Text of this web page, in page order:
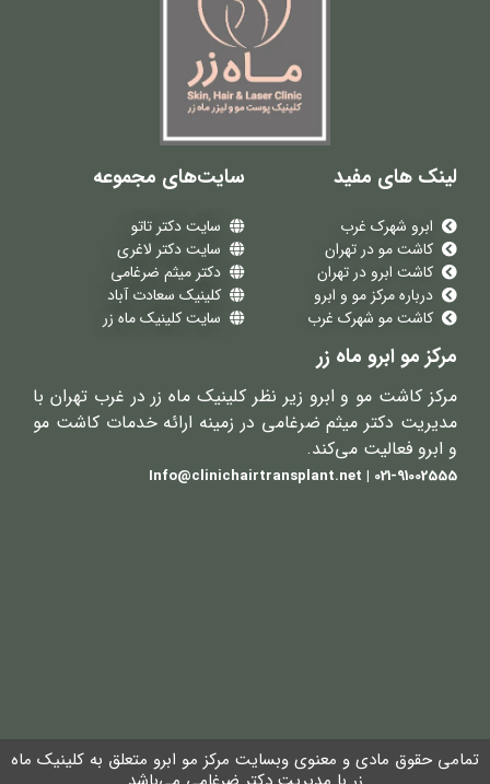
لینک های مفید
ابرو شهرک غرب
کاشت مو در تهران
کاشت ابرو در تهران
درباره مرکز مو و ابرو
کاشت مو شهرک غرب
سایت‌های مجموعه
سایت دکتر تاتو
سایت دکتر لاغری
دکتر میثم ضرغامی
کلینیک سعادت آباد
سایت کلینیک ماه زر
مرکز مو ابرو ماه زر
مرکز کاشت مو و ابرو زیر نظر کلینیک ماه زر در غرب تهران با
مدیریت دکتر میثم ضرغامی در زمینه ارائه خدمات کاشت مو
و ابرو فعالیت می‌کند.
021-91002555 | Info@clinichairtransplant.net
تمامی حقوق مادی و معنوی وبسایت مرکز مو ابرو متعلق به کلینیک ماه